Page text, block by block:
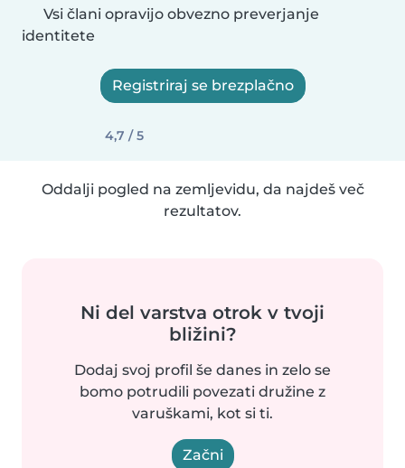
Vsi člani opravijo obvezno preverjanje
identitete
Registriraj se brezplačno
4,7 / 5
Oddalji pogled na zemljevidu, da najdeš več
rezultatov.
Ni del varstva otrok v tvoji
bližini?
Dodaj svoj profil še danes in zelo se
bomo potrudili povezati družine z
varuškami, kot si ti.
Začni